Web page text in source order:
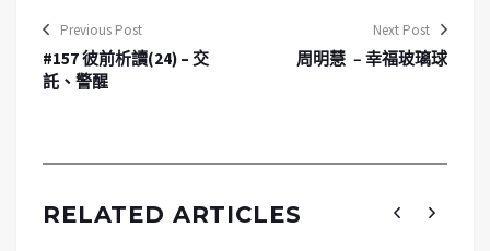
Previous Post
#157 彼前析讀(24) – 交
託、警醒
Next Post
周明慧 ﹣幸福玻璃球
RELATED ARTICLES